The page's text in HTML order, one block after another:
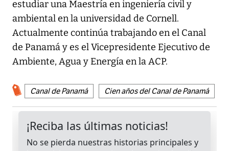
estudiar una Maestría en ingeniería civil y
ambiental en la universidad de Cornell.
Actualmente continúa trabajando en el Canal
de Panamá y es el Vicepresidente Ejecutivo de
Ambiente, Agua y Energía en la ACP.
Canal de Panamá Cien años del Canal de Panamá